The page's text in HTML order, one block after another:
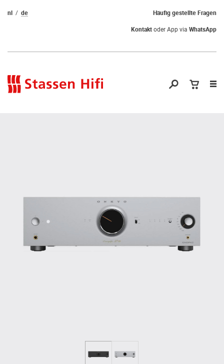
Häufig gestellte Fragen
nl
de
Kontaktoder App via WhatsApp